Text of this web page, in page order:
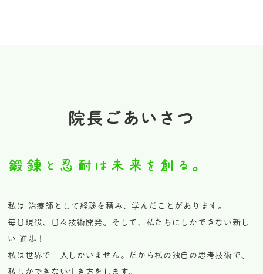
院長ごあいさつ
鍛錬と忍耐は未来を創る。
私は 治療師として経験を積み、学んだことがあります。
毎日現役、日々技術開発。そして、私たちにしかできない新し
い 進歩！
私は世界で一人しかいません。だから私の独自の思考技術で、
私しかできない生き方をします。